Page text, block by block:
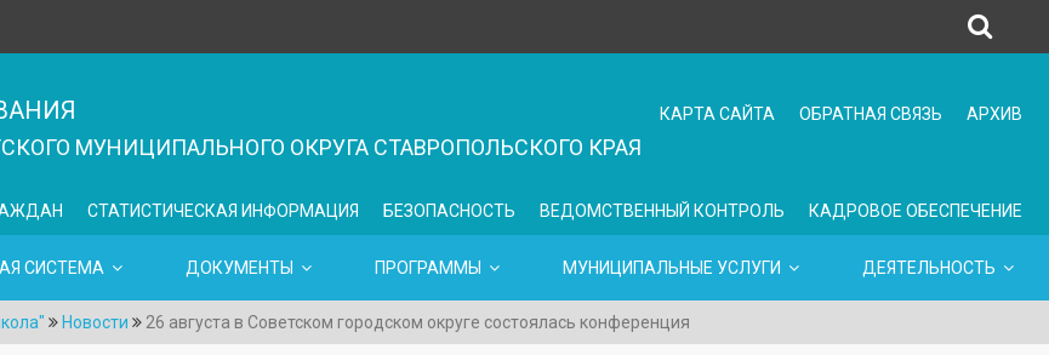
МУНИЦИПАЛЬНОГО ОКРУГА СТАВРОПОЛЬСКОГО КРАЯ
КАРТА САЙТА ОБРАТНАЯ СВЯЗЬ АРХИВ
СТАТИСТИЧЕСКАЯ ИНФОРМАЦИЯ БЕЗОПАСНОСТЬ ВЕДОМСТВЕННЫЙ КОНТРОЛЬ КАДРОВОЕ ОБЕСПЕЧЕНИЕ
СИСТЕМА ДОКУМЕНТЫ ПРОГРАММЫ МУНИЦИПАЛЬНЫЕ УСЛУГИ ДЕЯТЕЛЬНОСТЬ
Новости 26 августа в Советском городском округе состоялась конференция